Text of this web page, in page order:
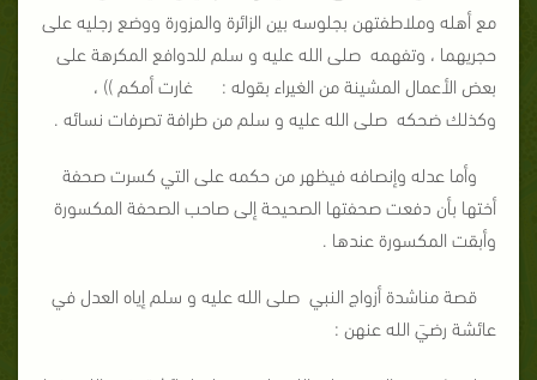
مع أهله وملاطفتهن بجلوسه بين الزائرة والمزورة ووضع رجليه على
حجريهما ، وتفهمه صلى الله عليه و سلم للدوافع المكرهة على
بعض الأعمال المشينة من الغيراء بقوله : غارت أمكم )) ،
وكذلك ضحكه صلى الله عليه و سلم من طرافة تصرفات نسائه .
وأما عدله وإنصافه فيظهر من حكمه على التي كسرت صحفة
أختها بأن دفعت صحفتها الصحيحة إلى صاحب الصحفة المكسورة
وأبقت المكسورة عندها .
قصة مناشدة أزواج النبي صلى الله عليه و سلم إياه العدل في
عائشة رضيَ الله عنهن :